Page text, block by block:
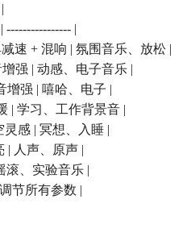
---------------- |
速 + 混响 | 氛围音乐、放松 |
强 | 动感、电子音乐 |
增强 | 嘻哈、电子 |
| 学习、工作背景音 |
灵感 | 冥想、入睡 |
| 人声、原声 |
滚、实验音乐 |
节所有参数 |